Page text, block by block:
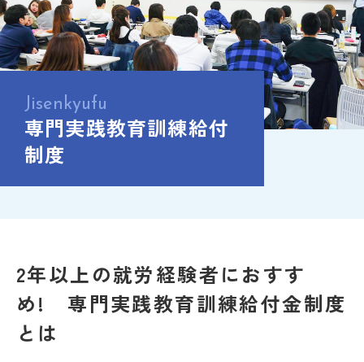
Jisenkyufu
専門実践教育訓練給付
制度
2年以上の就労経験者におすす
め! 専門実践教育訓練給付金制度
とは